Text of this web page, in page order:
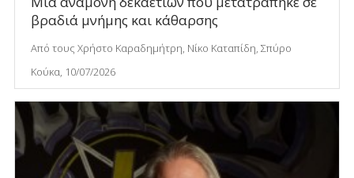
βραδιά μνήμης και κάθαρσης
Από τους Χρήστο Καραδημήτρη, Νίκο Καταπίδη, Σπύρο
Κούκα, 10/07/2026